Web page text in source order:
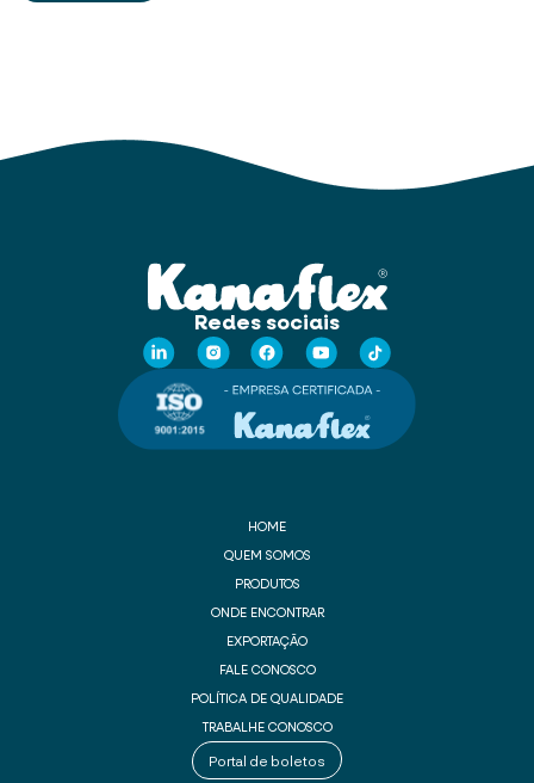
Redes sociais
HOME
QUEM SOMOS
PRODUTOS
ONDE ENCONTRAR
EXPORTAÇÃO
FALE CONOSCO
POLÍTICA DE QUALIDADE
TRABALHE CONOSCO
Portal de boletos